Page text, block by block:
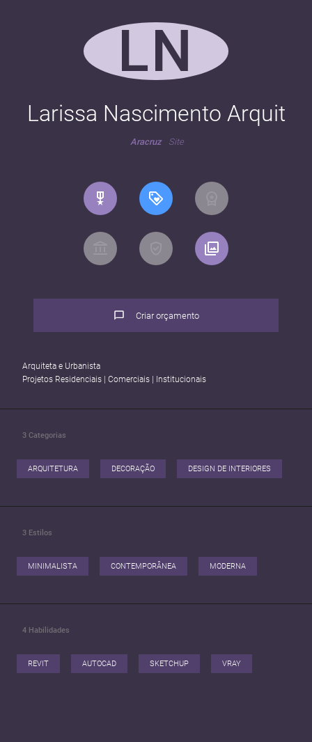
LN
Larissa Nascimento Arquit
Aracruz Site
Criar orçamento
Arquiteta e Urbanista
Projetos Residenciais | Comerciais | Institucionais
3 Categorias
ARQUITETURA DECORAÇÃO DESIGN DE INTERIORES
3 Estilos
MINIMALISTA CONTEMPORÂNEA MODERNA
4 Habilidades
REVIT AUTOCAD SKETCHUP VRAY